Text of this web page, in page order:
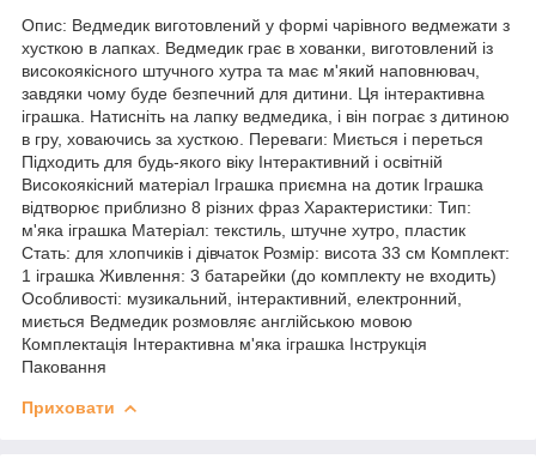
Опис: Ведмедик виготовлений у формі чарівного ведмежати з
хусткою в лапках. Ведмедик грає в хованки, виготовлений із
високоякісного штучного хутра та має м'який наповнювач,
завдяки чому буде безпечний для дитини. Ця інтерактивна
іграшка. Натисніть на лапку ведмедика, і він пограє з дитиною
в гру, ховаючись за хусткою. Переваги: Миється і переться
Підходить для будь-якого віку Інтерактивний і освітній
Високоякісний матеріал Іграшка приємна на дотик Іграшка
відтворює приблизно 8 різних фраз Характеристики: Тип:
м'яка іграшка Матеріал: текстиль, штучне хутро, пластик
Стать: для хлопчиків і дівчаток Розмір: висота 33 см Комплект:
1 іграшка Живлення: 3 батарейки (до комплекту не входить)
Особливості: музикальний, інтерактивний, електронний,
миється Ведмедик розмовляє англійською мовою
Комплектація Інтерактивна м'яка іграшка Інструкція
Паковання
Приховати